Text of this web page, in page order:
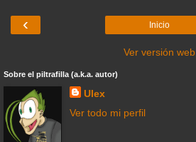
‹ Inicio
Ver versión web
Sobre el piltrafilla (a.k.a. autor)
Ulex
Ver todo mi perfil